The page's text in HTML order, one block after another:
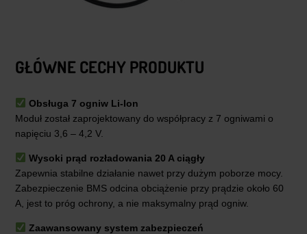
GŁÓWNE CECHY PRODUKTU
Obsługa 7 ogniw Li-Ion
Moduł został zaprojektowany do współpracy z 7 ogniwami o
napięciu 3,6 – 4,2 V.
Wysoki prąd rozładowania 20 A ciągły
Zapewnia stabilne działanie nawet przy dużym poborze mocy.
Zabezpieczenie BMS odcina obciążenie przy prądzie około 60
A, jest to próg ochrony, a nie maksymalny prąd ogniw.
Zaawansowany system zabezpieczeń